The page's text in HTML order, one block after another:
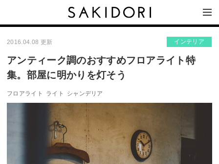
2016.04.08 更新 インテリア
アンティーク調のおすすめフロアライト特
集。部屋に明かりを灯そう
フロアライト ライト シャンデリア